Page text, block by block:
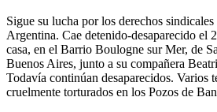
Sigue su lucha por los derechos
Argentina. Cae detenido-desaparecido el
casa, en el Barrio Boulogne sur Mer, de
Buenos Aires, junto a su compañera
Todavía continúan desaparecidos. Varios
cruelmente torturados en los Pozos de